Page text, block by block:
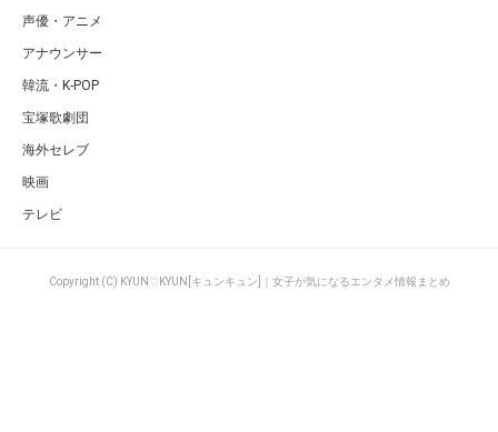
声優・アニメ
アナウンサー
韓流・K-POP
宝塚歌劇団
海外セレブ
映画
テレビ
Copyright (C) KYUN♡KYUN[キュンキュン]｜女子が気になるエンタメ情報まとめ